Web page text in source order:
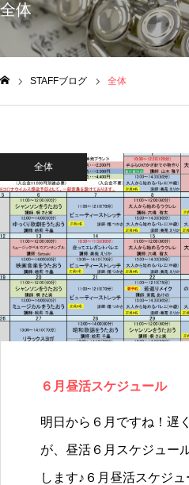
全体
STAFFブログ 全体
全体
６月昼活スケジュール
明日から６月ですね！遅
が、昼活６月スケジュー
します♪６月昼活スケジ